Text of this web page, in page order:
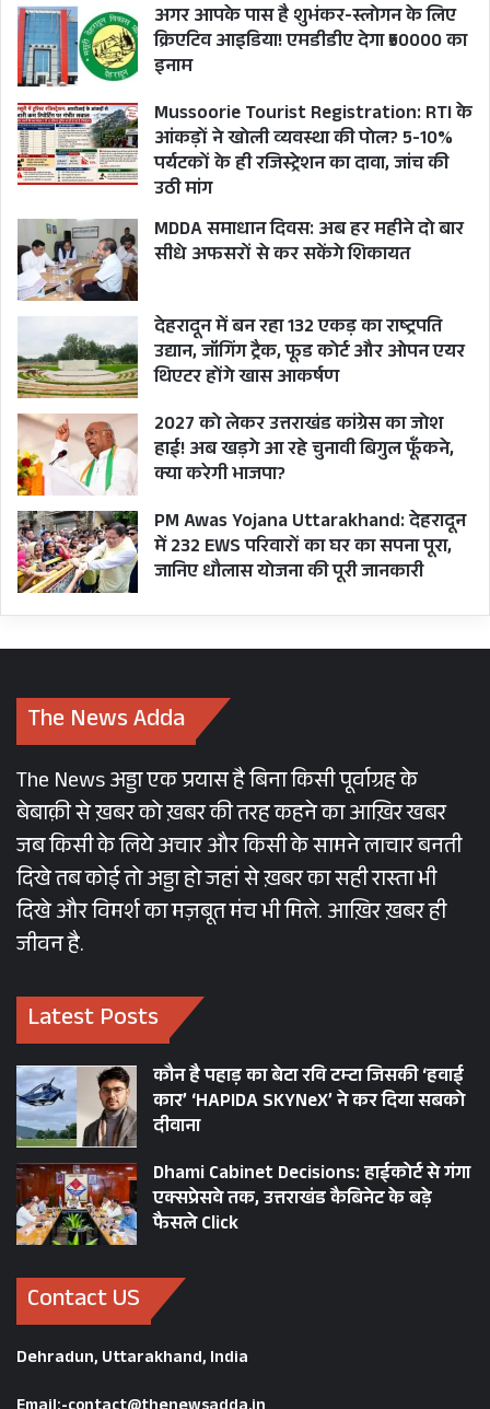
पूर्व मुख्यमंत्रियों के आवास पहुँचे सीएम धामी
मुख्यमंत्री पुष्कर सिंह धामी ने जहाँ अपने सरकारी आवास
पर रंगोत्सव आयोजन में हिस्सा लिया वहीं वे भाजपा प्रदेश
मुख्यालय में हुए होली मिलन कार्यक्रम में भी उपस्थित रहे।
हर बार की तरह मुख्यमंत्री ने इस पर्व के मौके पर भी पूर्व
मुख्यमंत्रियों के आवास पहुंचकर होली खेली। सीएम धामी
ने पूर्व मुख्यमंत्री भगत सिंह कोश्यारी, हरीश रावत और
त्रिवेंद्र सिंह रावत के आवास पहुंचकर होली खेली। इससे
पहले होली के अवसर पर मुख्यमंत्री पूर्व मुख्यमंत्री डॉ रमेश
पोखरियाल निशंक और तीरथ सिंह रावत से भी मुलाकात
कर उन्हें बधाई देने पहुंचे।
अगर आपके पास है शुभंकर-स्लोगन के लिए
क्रिएटिव आइडिया! एमडीडीए देगा ₹50000 का
इनाम
Mussoorie Tourist Registration: RTI के
आंकड़ों ने खोली व्यवस्था की पोल? 5-10%
पर्यटकों के ही रजिस्ट्रेशन का दावा, जांच की
उठी मांग
MDDA समाधान दिवस: अब हर महीने दो बार
सीधे अफसरों से कर सकेंगे शिकायत
देहरादून में बन रहा 132 एकड़ का राष्ट्रपति
उद्यान, जॉगिंग ट्रैक, फूड कोर्ट और ओपन एयर
थिएटर होंगे खास आकर्षण
2027 को लेकर उत्तराखंड कांग्रेस का जोश
हाई! अब खड़गे आ रहे चुनावी बिगुल फूँकने,
क्या करेगी भाजपा?
PM Awas Yojana Uttarakhand: देहरादून
में 232 EWS परिवारों का घर का सपना पूरा,
जानिए धौलास योजना की पूरी जानकारी
The News Adda
The News अड्डा एक प्रयास है बिना किसी पूर्वाग्रह के
बेबाक़ी से ख़बर को ख़बर की तरह कहने का आख़िर खबर
जब किसी के लिये अचार और किसी के सामने लाचार बनती
दिखे तब कोई तो अड्डा हो जहां से ख़बर का सही रास्ता भी
दिखे और विमर्श का मज़बूत मंच भी मिले. आख़िर ख़बर ही
जीवन है.
Latest Posts
कौन है पहाड़ का बेटा रवि टम्टा जिसकी ‘हवाई
कार’ ‘HAPIDA SKYNeX’ ने कर दिया सबको
दीवाना
Dhami Cabinet Decisions: हाईकोर्ट से गंगा
एक्सप्रेसवे तक, उत्तराखंड कैबिनेट के बड़े
फैसले Click
Contact US
Dehradun, Uttarakhand, India